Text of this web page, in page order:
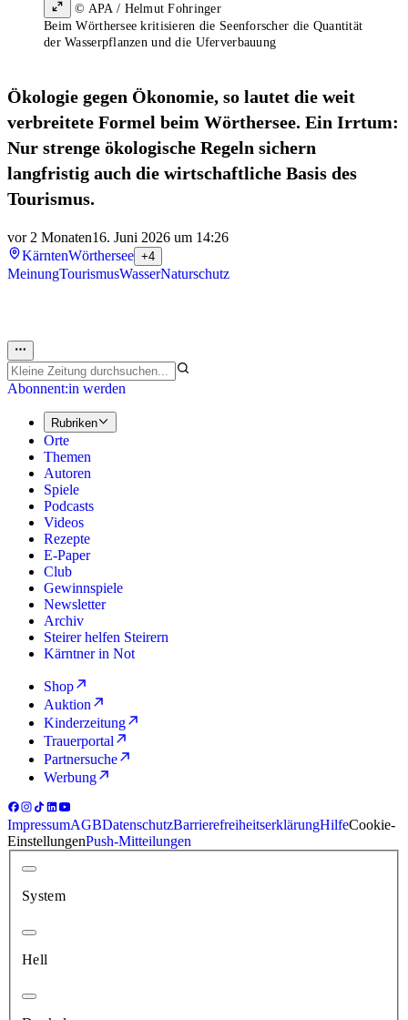
© APA / Helmut Fohringer
Beim Wörthersee kritisieren die Seenforscher die Quantität
der Wasserpflanzen und die Uferverbauung
Ökologie gegen Ökonomie, so lautet die weit
verbreitete Formel beim Wörthersee. Ein Irrtum:
Nur strenge ökologische Regeln sichern
langfristig auch die wirtschaftliche Basis des
Tourismus.
vor 2 Monaten16. Juni 2026 um 14:26
KärntenWörthersee +4
MeinungTourismusWasserNaturschutz
Abonnent:in werden
Rubriken
Orte
Themen
Autoren
Spiele
Podcasts
Videos
Rezepte
E-Paper
Club
Gewinnspiele
Newsletter
Archiv
Steirer helfen Steirern
Kärntner in Not
Shop
Auktion
Kinderzeitung
Trauerportal
Partnersuche
Werbung
ImpressumAGBDatenschutzBarrierefreiheitserklärungHilfeCookie-
EinstellungenPush-Mitteilungen
System
Hell